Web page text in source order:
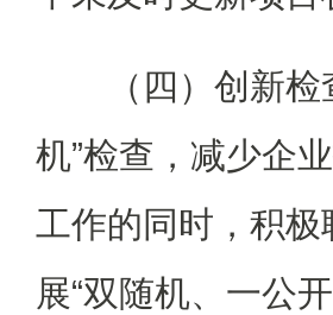
（四）创新
机”检查，减少企
工作的同时，积
展“双随机、一公